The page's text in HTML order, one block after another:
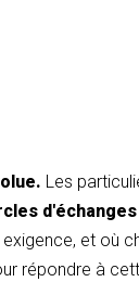
Les
et où
répondre à